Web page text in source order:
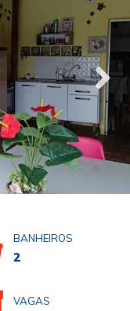
BANHEIROS
2
VAGAS